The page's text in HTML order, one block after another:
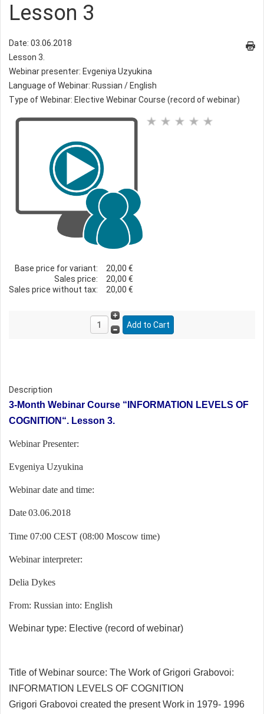
Lesson 3
Date: 03.06.2018
Lesson 3.
Webinar presenter: Evgeniya Uzyukina
Language of Webinar: Russian / English
Type of Webinar: Elective Webinar Course (record of webinar)
Base price for variant:
20,00 €
Sales price:
20,00 €
Sales price without tax:
20,00 €
Description
3-Month Webinar Course “ INFORMATION LEVELS OF
COGNITION“. Lesson 3.
Webinar Presenter:
Evgeniya Uzyukina
Webinar date and time:
Date03.06.2018
Time 07:00 CEST (08:00 Moscow time)
Webinar interpreter:
Delia Dykes
From: Russian into: English
Webinar type: Elective (record of webinar)
Title of Webinar source: The Work of Grigori Grabovoi:
INFORMATION LEVELS OF COGNITION
Grigori Grabovoi created the present Work in 1979- 1996